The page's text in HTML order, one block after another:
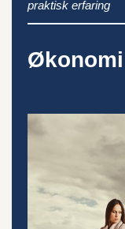
praktisk erfaring